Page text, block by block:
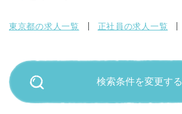
東京都の求人一覧 正社員の求人一覧
検索条件を変更する